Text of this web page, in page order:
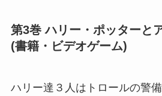
第3巻 ハリー・ポッターと
(書籍・ビデオゲーム)
ハリー達３人はトロールの警